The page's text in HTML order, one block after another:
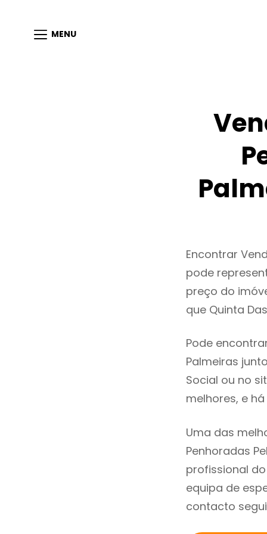
MENU
Encontrar
pode
preço do
que Quinta
Pode
Palmeiras
Social ou no
melhores, e
Uma das
Penhoradas
profissional
equipa de
contacto